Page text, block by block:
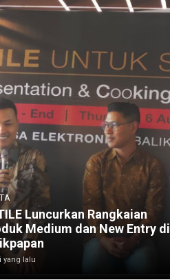
Luncurkan Rangkaian
Medium dan New Entry di
yang lalu